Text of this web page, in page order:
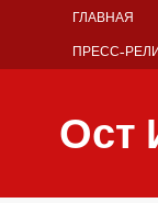
ГЛАВНАЯ
ПРЕСС-
Ост